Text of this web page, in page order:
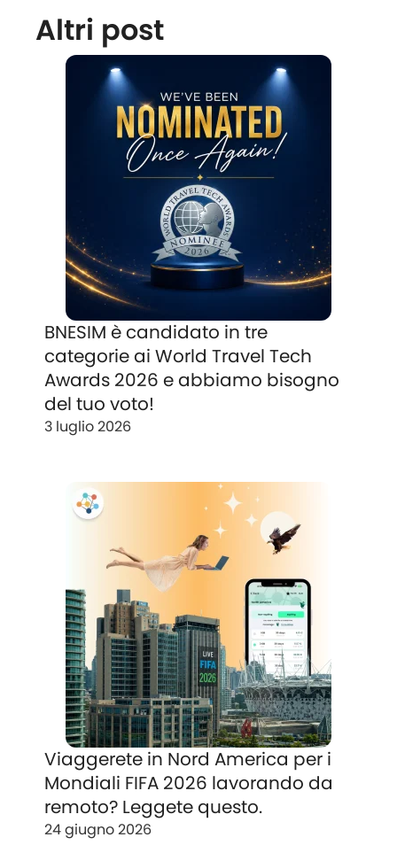
Altri post
BNESIM è candidato in tre
categorie ai World Travel Tech
Awards 2026 e abbiamo bisogno
del tuo voto!
3 luglio 2026
Viaggerete in Nord America per i
Mondiali FIFA 2026 lavorando da
remoto? Leggete questo.
24 giugno 2026